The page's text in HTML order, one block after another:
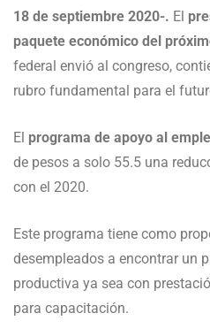
18 de septiembre 2020-. El
paquete económico del
federal envió al congreso,
rubro fundamental para el
El programa de apoyo al
de pesos a solo 55.5 una
con el 2020.
Este programa tiene como
desempleados a encontrar un
productiva ya sea con
para capacitación.